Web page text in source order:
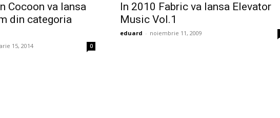
Cocoon va lansa
din categoria
15, 2014 0
In 2010 Fabric va lansa Elevator
Music Vol.1
eduard - noiembrie 11, 2009